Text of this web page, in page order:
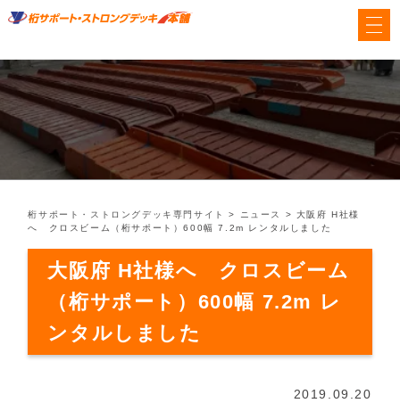
桁サポート・ストロングデッキ専門サイト > ニュース > 大阪府 H社様
へ クロスビーム（桁サポート）600幅 7.2m レンタルしました
大阪府 H社様へ クロスビーム
（桁サポート）600幅 7.2m レ
ンタルしました
2019.09.20